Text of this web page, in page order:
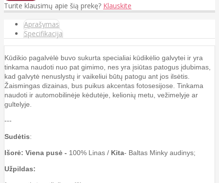
Turite klausimų apie šią prekę? Klauskite
Aprašymas
Specifikacija
Kūdikio pagalvėlė buvo sukurta specialiai kūdikėlio galvytei ir yra
tinkama naudoti nuo pat gimimo, nes yra įsiūtas patogus įdubimas,
kad galvytė nenuslystų ir vaikeliui būtų patogu ant jos ilsėtis.
Žaismingas dizainas, bus puikus akcentas fotosesijose. Tinkama
naudoti ir automobilinėje kėdutėje, kelionių metu, vežimelyje ar
gultelyje.
---
Sudėtis:
Išorė: Viena pusė - 100% Linas / Kita- Baltas Minky audinys;
Užpildas: